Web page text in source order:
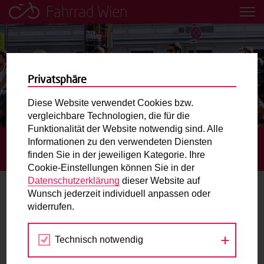
Fahrrad Wien
Leih dir einfach ein Transportfahrrad in deiner Nähe aus!
Mobilitätsbildung für Kinder und
Jugendliche
Radweg-Projektkarte
Routenplaner
Mit dem Fahrrad in Wien unterwegs? Hier finden Sie die
beste Route.
Wunschbox
Sie haben ein Anliegen zum Radverkehr? Schreiben Sie
STARTSEITE BLOG
ERSTE TWEED RIDE AUSFAHRT IM
RADJAHR 2013
Erste Tweed Ride Ausfahrt im RadJahr
2013
Privatsphäre
Diese Website verwendet Cookies bzw.
vergleichbare Technologien, die für die
Funktionalität der Website notwendig sind. Alle
Informationen zu den verwendeten Diensten
finden Sie in der jeweiligen Kategorie. Ihre
Cookie-Einstellungen können Sie in der
Datenschutzerklärung dieser Website auf
Wunsch jederzeit individuell anpassen oder
widerrufen.
Technisch notwendig